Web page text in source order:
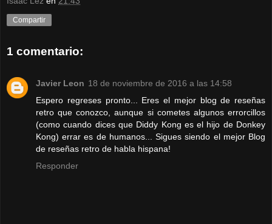
Compartir
1 comentario:
Javier Leon 18 de noviembre de 2016 a las 14:58
Espero regreses pronto... Eres el mejor blog de reseñas
retro que conozco, aunque si cometes algunos errorcillos
(como cuando dices que Diddy Kong es el hijo de Donkey
Kong) errar es de humanos... Sigues siendo el mejor Blog
de reseñas retro de habla hispana!
Responder